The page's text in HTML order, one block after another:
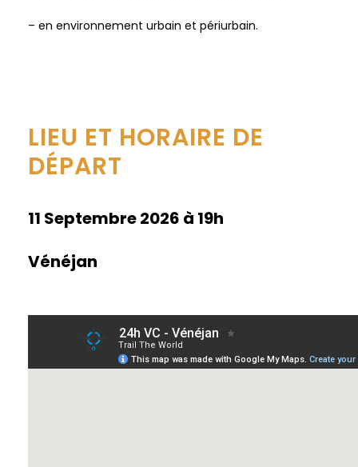
– en environnement urbain et périurbain.
LIEU ET HORAIRE DE
DÉPART
11 Septembre 2026 à 19h
Vénéjan